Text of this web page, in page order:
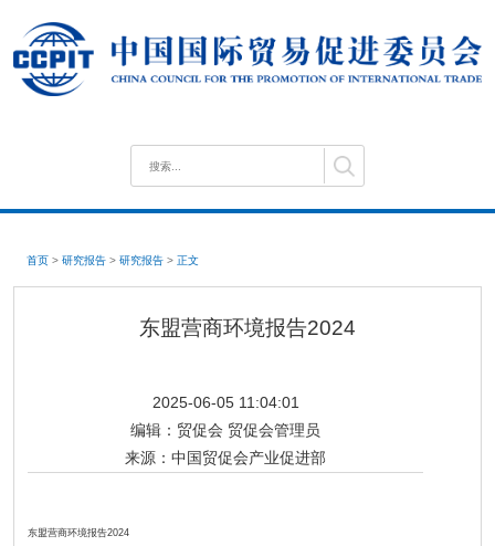
首页 > 研究报告 > 研究报告 > 正文
东盟营商环境报告2024
2025-06-05 11:04:01
编辑： 贸促会 贸促会管理员
来源： 中国贸促会产业促进部
东盟营商环境报告2024